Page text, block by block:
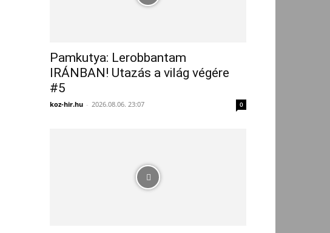
Pamkutya: Lerobbantam
IRÁNBAN! Utazás a világ végére
#5
koz-hir.hu - 2026.08.06. 23:07 0